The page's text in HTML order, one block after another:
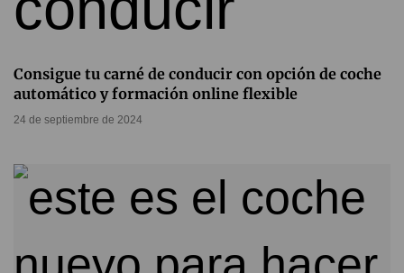
Consigue tu carné de conducir con opción de coche
automático y formación online flexible
24 de septiembre de 2024